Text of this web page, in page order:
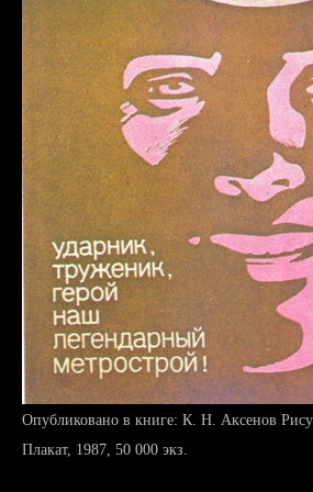
Опубликовано в книге: К. Н. Аксенов
Плакат, 1987, 50 000 экз.